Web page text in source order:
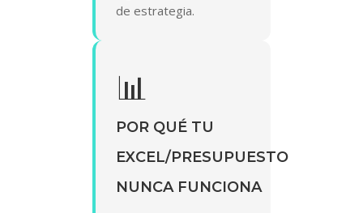
de estrategia.
📊
POR QUÉ TU
EXCEL/PRESUPUESTO
NUNCA FUNCIONA